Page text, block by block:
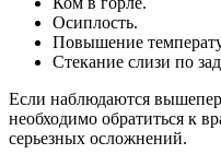
Осиплость.
Повышение
Стекание слизи по
Если наблюдаются
необходимо обратиться к
серьезных осложнений.